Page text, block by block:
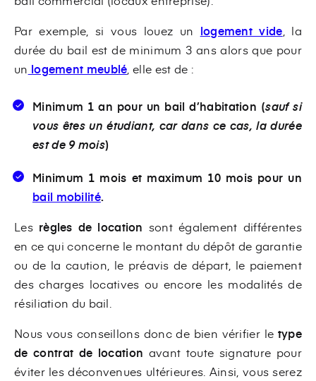
Par exemple, si vous louez un logement vide , la
durée du bail est de minimum 3 ans alors que pour
un logement meublé , elle est de :
Minimum 1 an pour un bail d’habitation (sauf si
vous êtes un étudiant, car dans ce cas, la durée
est de 9 mois)
Minimum 1 mois et maximum 10 mois pour un
bail mobilité.
Lesrègles de location sont également différentes
en ce qui concerne le montant du dépôt de garantie
ou de la caution, le préavis de départ, le paiement
des charges locatives ou encore les modalités de
résiliation du bail.
Nous vous conseillons donc de bien vérifier le type
de contrat de location avant toute signature pour
éviter les déconvenues ultérieures. Ainsi, vous serez